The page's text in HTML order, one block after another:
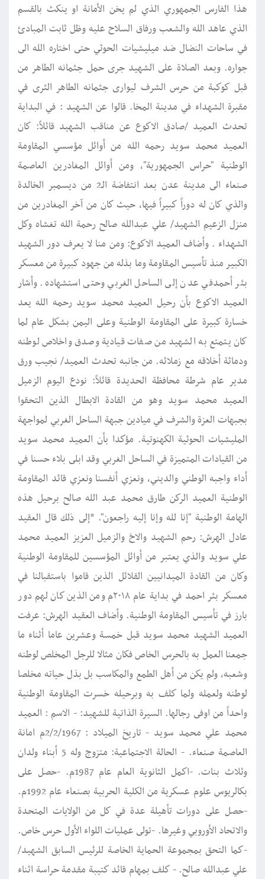
هذا الفارس الجمهوري الذي لم يخن الأمانة او ينكث بالقسم
الذي عاهد الله والشعب ورفاق السلاح عليه وظل ثابت المبادئ
في ساحات النضال ضد ميليشيات الحوثي حتى اختاره الله الى
جواره. وبعد الصلاة على الشهيد جرى حمل جثمانه الطاهر من
قبل كوكبة من حرس الشرف ليوارى جثمانه الطاهر الثرى في
مقبرة الشهداء في مدينة المخا. قالوا عن الشهيد : في البداية
تحدث العميد /صادق الاكوع عن مناقب الشهيد قائلاً: كان
العميد محمد سويد رحمه الله من أوائل مؤسسي المقاومة
الوطنية "حراس الجمهورية"، ومن أوائل المغادرين العاصمة
صنعاء الى مدينة عدن بعد انتفاضة الـ2 من ديسمبر الخالدة
والذي كان له دوراً كبيراً فيها، حيث كان من آخر المغادرين من
منزل الزعيم الشهيد/ علي عبدالله صالح رحمة الله تغشاه وكل
الشهداء . وأضاف العميد الاكوع: ومن منا لا يعرف دور الشهيد
الكبير منذ تأسيس المقاومة وما بذله من جهود كبيرة من معسكر
بئر أحمدفي عدن إلى الساحل الغربي وحتى استشهاده. وأشار
العميد الاكوع بأن رحيل العميد محمد سويد رحمه الله يعد
خسارة كبيرة على المقاومة الوطنية وعلى اليمن بشكل عام لما
كان يتمتع به الشهيد من صفات قيادية وصدق واخلاص لوطنه
ودماثة أخلاقه مع زملائه. من جانبه تحدث العميد/ نجيب ورق
مدير عام شرطة محافظة الحديدة قائلاً: نودع اليوم الزميل
العميد محمد سويد وهو من القادة الابطال الذين التحقوا
بجبهات العزة والشرف في ميادين جبهة الساحل الغربي لمواجهة
المليشيات الحوثية الكهنوتية. مؤكدا بأن العميد محمد سويد
من القيادات المتميزة في الساحل الغربي وقد ابلى بلاء حسنا في
أداء واجبه الوطني والديني، ونعزي أنفسنا ونعزي قائد المقاومة
الوطنية العميد الركن طارق محمد عبد الله صالح برحيل هذه
الهامة الوطنية "إنا لله وإنا إليه راجعون". *إلى ذلك قال العقيد
عادل الهرش: رحم الشهيد والاخ والزميل العزيز العميد محمد
علي سويد والذي يعتبر من أوائل المؤسسين للمقاومة الوطنية
وكان من القادة الميدانيين القلائل الذين قاموا باستقبالنا في
معسكر بئر احمد في بداية عام ٢٠١٨م ومن الذين كان لهم دور
بارز في تأسيس المقاومة الوطنية. وأضاف العقيد الهرش: عرفت
العميد الشهيد محمد سويد قبل خمسة وعشرين عاما أثناء ما
جمعنا العمل به بالحرس الخاص فكان مثالا للرجل المخلص لوطنه
وشعبه، ولم يكن من أهل الطمع والمكاسب بل بذل حياته مخلصا
لوطنه ولعمله ولما كلف به وبرحيله خسرت المقاومة الوطنية
واحداً من اوفى رجالها. السيرة الذاتية للشهيد: - الاسم : العميد
محمد علي محمد سويد - تاريخ الميلاد : 2/2/1967م امانة
العاصمة صنعاء. - الحالة الاجتماعية: متزوج وله 5 أبناء ولدان
وثلاث بنات. -اكمل الثانوية العام عام 1987م. -حصل على
بكالريوس علوم عسكرية من الكلية الحربية بصنعاء عام 1992م.
-حصل على دورات تأهيلة عدة في كل من الولايات المتحدة
والاتحاد الأوروبي وغيرها. -تولى عمليات اللواء الأول حرس خاص.
-كما التحق بمجموعة الحماية الخاصة للرئيس السابق الشهيد/
علي عبدالله صالح. - كلف بمهام قائد كتيبة مقدمة حراسة اثناء